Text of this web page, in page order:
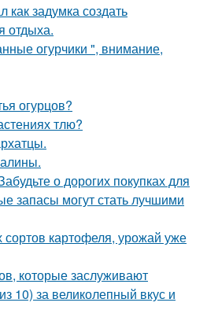
как задумка создать
отдыха.
огурчики ", внимание,
огурцов?
тлю?
о дорогих покупках для
запасы могут стать лучшими
картофеля, урожай уже
которые заслуживают
10) за великолепный вкус и